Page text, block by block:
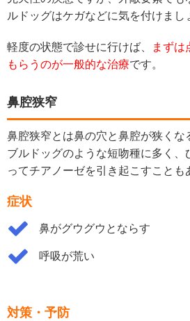
ルドッグはケガなどに気を付けまし
軽度の状態で診せに行けば、
まずは
もらうのが一般的な治療です。
鼻腔狭窄
鼻腔狭窄とは鼻の穴と鼻腔が狭くな
ブルドッグのような短吻種に多く、
ってチアノーゼを引き起こすことも
症状
鼻がグウグウとならす
呼吸が荒い
対策・予防